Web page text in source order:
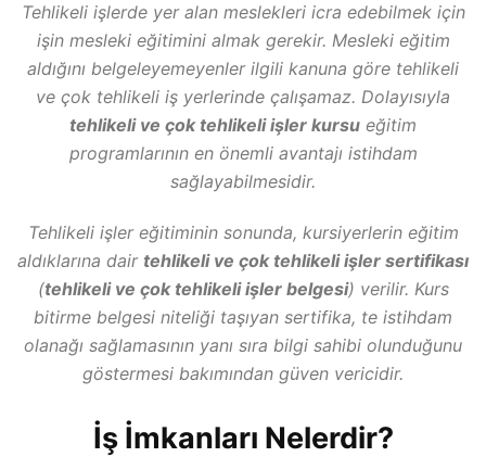
Tehlikeli işlerde yer alan meslekleri icra edebilmek için
işin mesleki eğitimini almak gerekir. Mesleki eğitim
aldığını belgeleyemeyenler ilgili kanuna göre tehlikeli
ve çok tehlikeli iş yerlerinde çalışamaz. Dolayısıyla
tehlikeli ve çok tehlikeli işler kursu eğitim
programlarının en önemli avantajı istihdam
sağlayabilmesidir.
Tehlikeli işler eğitiminin sonunda, kursiyerlerin eğitim
aldıklarına dair tehlikeli ve çok tehlikeli işler sertifikası
(tehlikeli ve çok tehlikeli işler belgesi) verilir. Kurs
bitirme belgesi niteliği taşıyan sertifika, te istihdam
olanağı sağlamasının yanı sıra bilgi sahibi olunduğunu
göstermesi bakımından güven vericidir.
İş İmkanları Nelerdir?